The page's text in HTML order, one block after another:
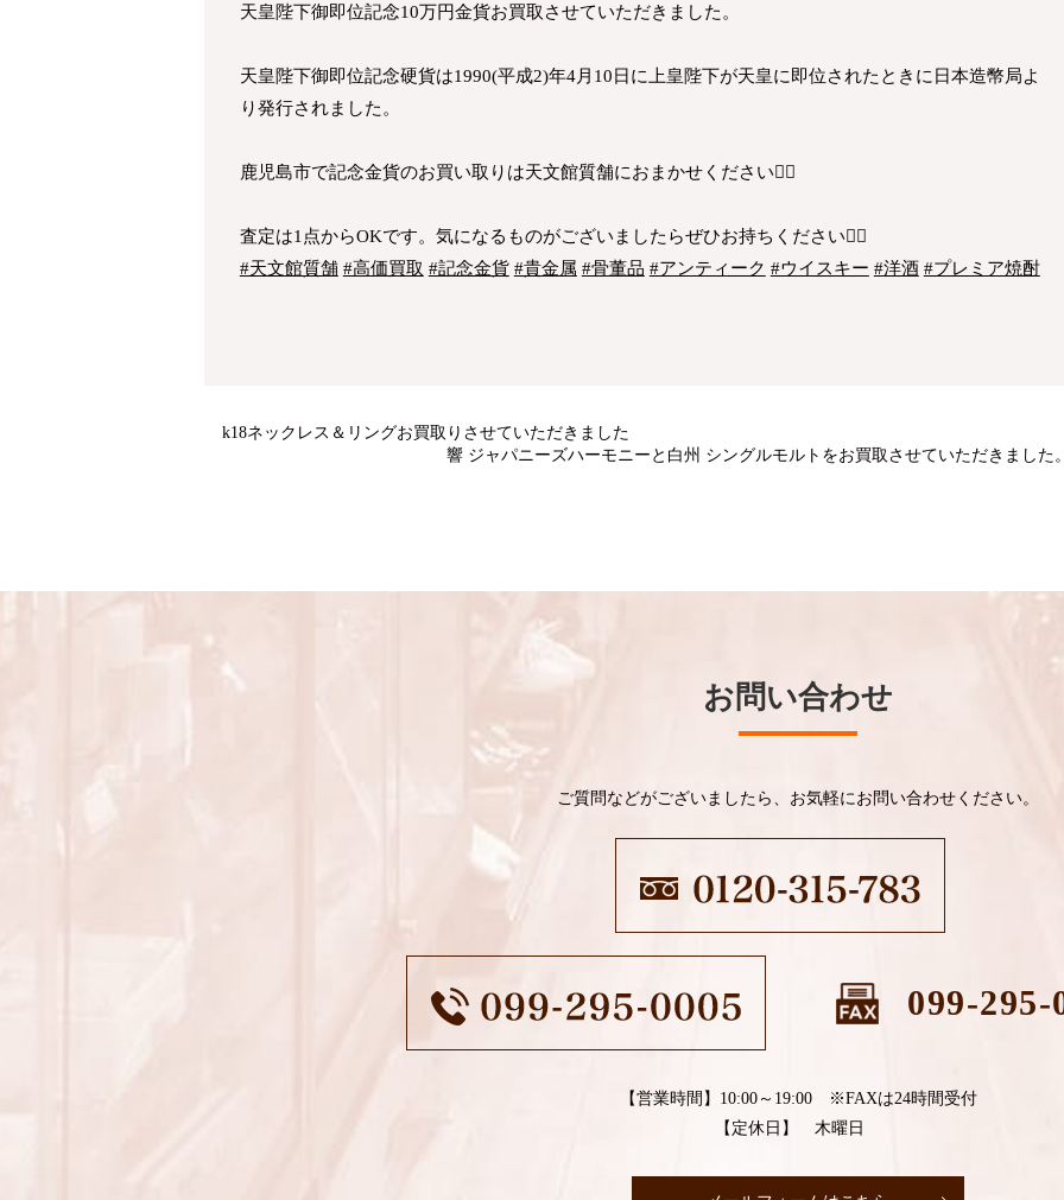
天皇陛下御即位記念10万円金貨お買取させていただきました。
天皇陛下御即位記念硬貨は1990(平成2)年4月10日に上皇陛下が天皇に即位されたときに日本造幣局よ
り発行されました。
鹿児島市で記念金貨のお買い取りは天文館質舗におまかせください💁‍♂️
査定は1点からOKです。気になるものがございましたらぜひお持ちください🙇‍♂️
#天文館質舗 #高価買取 #記念金貨 #貴金属 #骨董品 #アンティーク #ウイスキー #洋酒 #プレミア焼酎
k18ネックレス＆リングお買取りさせていただきました
響 ジャパニーズハーモニーと白州 シングルモルトをお買取させていただきました
お問い合わせ
ご質問などがございましたら、お気軽にお問い合わせください。
099-295-
【営業時間】10:00～19:00 ※FAXは24時間受付
【定休日】 木曜日